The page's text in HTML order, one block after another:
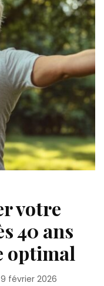
votre
40 ans
optimal
9 février 2026